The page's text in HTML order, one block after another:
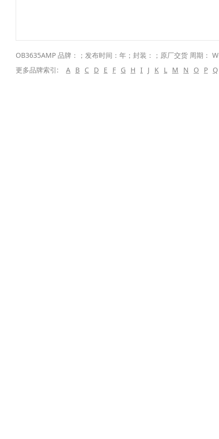
OB3635AMP 品牌：；发布时间：年；封装：；原厂交货 周期：
更多品牌索引:
A B C D E F G H I J K L M N O P Q